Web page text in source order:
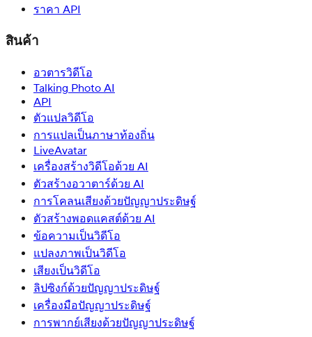
ราคา API
สินค้า
อวตารวิดีโอ
Talking Photo AI
API
ตัวแปลวิดีโอ
การแปลเป็นภาษาท้องถิ่น
LiveAvatar
เครื่องสร้างวิดีโอด้วย AI
ตัวสร้างอวาตาร์ด้วย AI
การโคลนเสียงด้วยปัญญาประดิษฐ์
ตัวสร้างพอดแคสต์ด้วย AI
ข้อความเป็นวิดีโอ
แปลงภาพเป็นวิดีโอ
เสียงเป็นวิดีโอ
ลิปซิงก์ด้วยปัญญาประดิษฐ์
เครื่องมือปัญญาประดิษฐ์
การพากย์เสียงด้วยปัญญาประดิษฐ์